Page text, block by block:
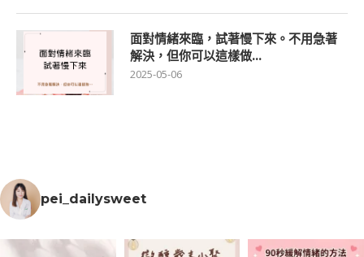
面對情緒來臨，試著慢下來。不用急著
解決，但你可以這樣做…
2025-05-06
pei_dailysweet